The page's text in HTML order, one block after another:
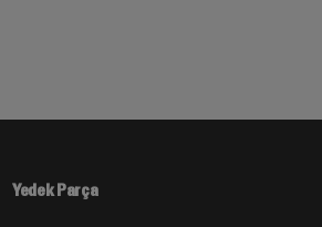
Yedek Parça